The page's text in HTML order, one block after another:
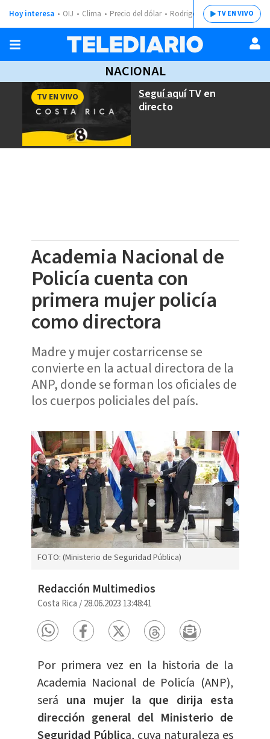
Hoy interesa OIJ Clima Precio del dólar Rodrigo ChavesTV EN VIVO
NACIONAL
Seguí aquíTV en
directo
TV EN VIVO
Academia Nacional de
Policía cuenta con
primera mujer policía
como directora
Madre y mujer costarricense se
convierte en la actual directora de la
ANP, donde se forman los oficiales de
los cuerpos policiales del país.
FOTO: (Ministerio de Seguridad Pública)
Redacción Multimedios
Costa Rica /28.06.2023 13:48:41
Por primera vez en la historia de la
Academia Nacional de Policía (ANP),
será una mujer la que dirija esta
dirección general del Ministerio de
Seguridad Pública, cuya naturaleza es